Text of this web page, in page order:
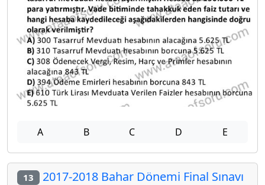
A B C D E
13 2017-2018 Bahar Dönemi Final Sınavı